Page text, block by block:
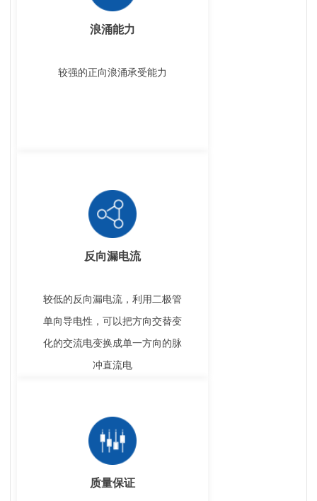
浪涌能力
较强的正向浪涌承受能力
反向漏电流
较低的反向漏电流，利用二极管
单向导电性，可以把方向交替变
化的交流电变换成单一方向的脉
冲直流电
质量保证